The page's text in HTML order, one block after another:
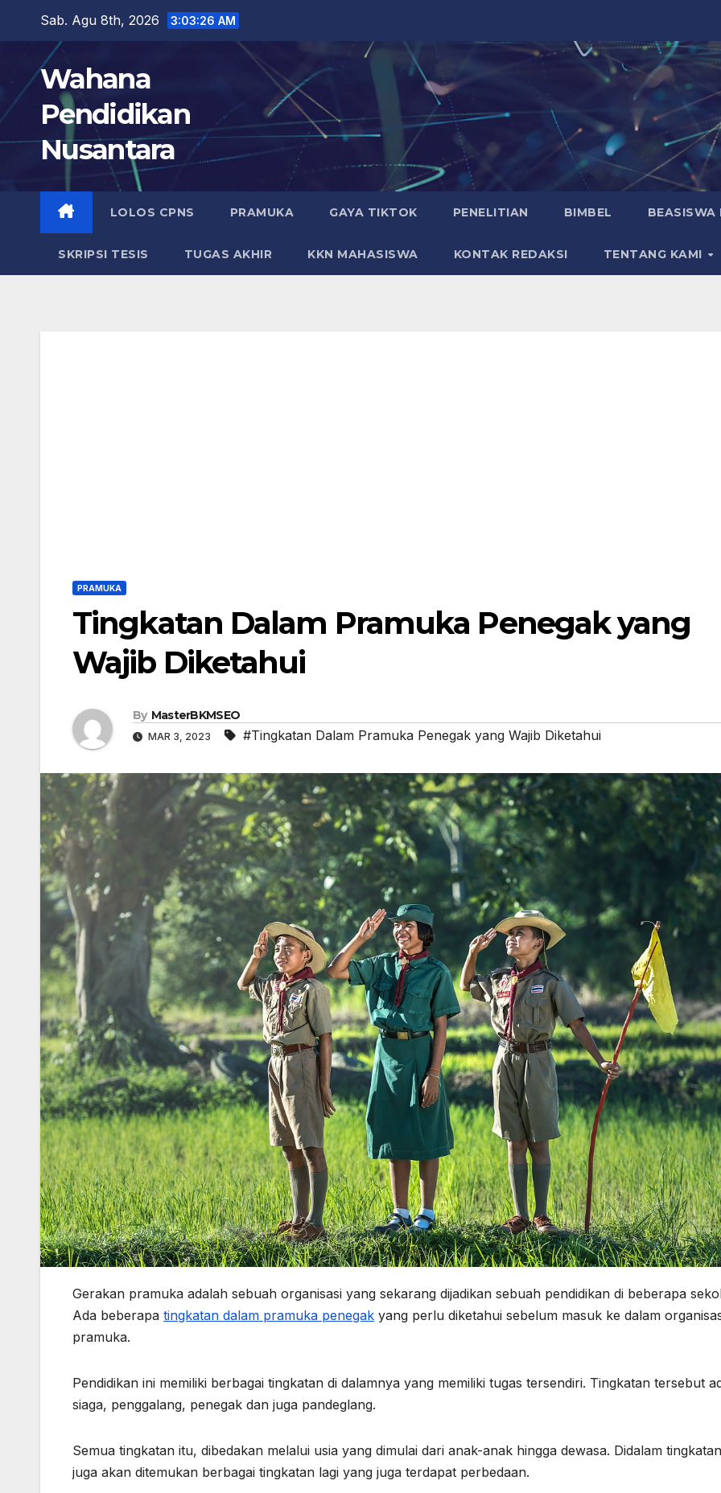
content
Sab. Agu 8th, 2026 3:03:27 AM
Wahana
Pendidikan
Nusantara
LOLOS CPNS PRAMUKA GAYA TIKTOK PENELITIAN BIMBEL BEASISWA
SKRIPSI TESIS TUGAS AKHIR KKN MAHASISWA KONTAK REDAKSI TENTANG KAMI
PRAMUKA
Tingkatan Dalam Pramuka Penegak yang
Wajib Diketahui
By MasterBKMSEO
MAR 3, 2023 #Tingkatan Dalam Pramuka Penegak yang Wajib Diketahui
Gerakan pramuka adalah sebuah organisasi yang sekarang dijadikan sebuah pendidikan di beberapa
Ada beberapa tingkatan dalam pramuka penegak yang perlu diketahui sebelum masuk ke dalam
pramuka.
Pendidikan ini memiliki berbagai tingkatan di dalamnya yang memiliki tugas tersendiri. Tingkatan tersebut
siaga, penggalang, penegak dan juga pandeglang.
Semua tingkatan itu, dibedakan melalui usia yang dimulai dari anak-anak hingga dewasa. Didalam
juga akan ditemukan berbagai tingkatan lagi yang juga terdapat perbedaan.